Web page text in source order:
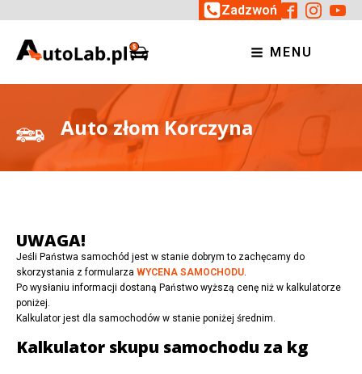
Zadzwoń
MENU
Auto złom Korczyna
UWAGA!
Jeśli Państwa samochód jest w stanie dobrym to zachęcamy do
skorzystania z formularza WYCENA SAMOCHODU.
Po wysłaniu informacji dostaną Państwo wyższą cenę niż w kalkulatorze
poniżej.
Kalkulator jest dla samochodów w stanie poniżej średnim.
Kalkulator skupu samochodu za kg